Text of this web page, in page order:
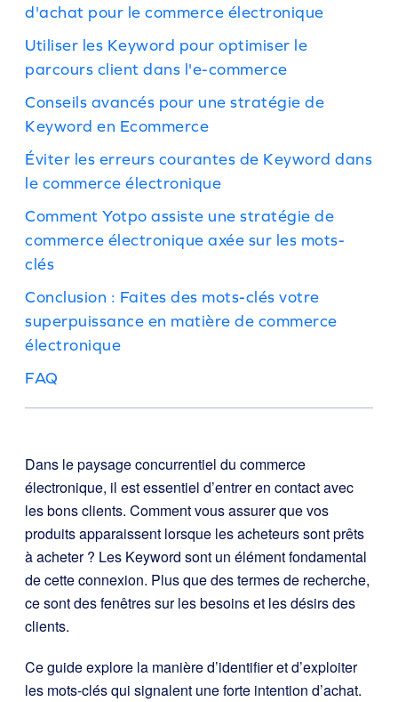
d'achat pour le commerce électronique
Utiliser les Keyword pour optimiser le
parcours client dans l'e-commerce
Conseils avancés pour une stratégie de
Keyword en Ecommerce
Éviter les erreurs courantes de Keyword dans
le commerce électronique
Comment Yotpo assiste une stratégie de
commerce électronique axée sur les mots-
clés
Conclusion : Faites des mots-clés votre
superpuissance en matière de commerce
électronique
FAQ
Dans le paysage concurrentiel du commerce
électronique, il est essentiel d’entrer en contact avec
les bons clients. Comment vous assurer que vos
produits apparaissent lorsque les acheteurs sont prêts
à acheter ? Les Keyword sont un élément fondamental
de cette connexion. Plus que des termes de recherche,
ce sont des fenêtres sur les besoins et les désirs des
clients.
Ce guide explore la manière d’identifier et d’exploiter
les mots-clés qui signalent une forte intention d’achat.